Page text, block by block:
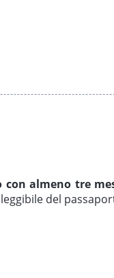
con almeno tre
del